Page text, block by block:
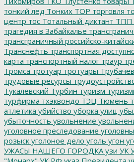
тонкий лед Тонких ТОР торговля
центр тос Тотальный диктант ТПП
трагедия в Забайкалье
трансграничный российско-
Транснефть транспортная
карта транспортный налог траур
Тромса тротуар тротуары Трубачев
трудовые ресурсы
Тукалевский Турбин туризм
турфирма тхэквондо ТЭЦ Тюмень
атлетика убийство уборка улиц
убыточность увольнение
уголовное преследование
розыск уголоное дело уголь угон
УЖАСЫ НАШЕГО ГОРОДКА узи УК